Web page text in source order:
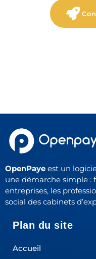
OpenPaye est un
une démarche simple :
entreprises, les
social des cabinets
Plan du site
Accueil